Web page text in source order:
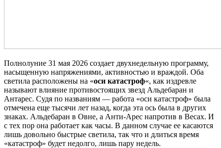
Полнолуние 31 мая 2026 создает двухнедельную программу,
насыщенную напряжениями, активностью и враждой. Оба
светила расположены на «оси катастроф«, как издревле
называют влияние противостоящих звезд Альдебаран и
Антарес. Судя по названиям — работа «оси катастроф» была
отмечена еще тысячи лет назад, когда эта ось была в других
знаках. Альдебаран в Овне, а Анти-Арес напротив в Весах. И
с тех пор она работает как часы. В данном случае ее касаются
лишь довольно быстрые светила, так что и длиться время
«катастроф» будет недолго, лишь пару недель.